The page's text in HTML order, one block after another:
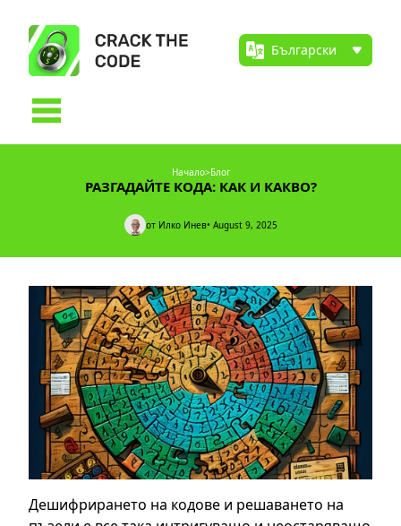
Начало>Блог
РАЗГАДАЙТЕ КОДА: КАК И КАКВО?
от Илко Инев• August 9, 2025
Дешифрирането на кодове и решаването на